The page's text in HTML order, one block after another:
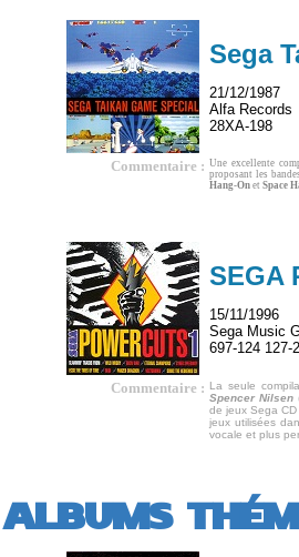
Sega
21/12/1987
Alfa Records
28XA-198
Commentaire : Une excellente
proposant les
Hang-On et Space
SEGA
15/11/1996
Sega Music
697-124 127-2
Commentaire : La seule
Spencer Nilsen
de jeux Sega
jeux utilisées
vocale et plus
ALBUMS